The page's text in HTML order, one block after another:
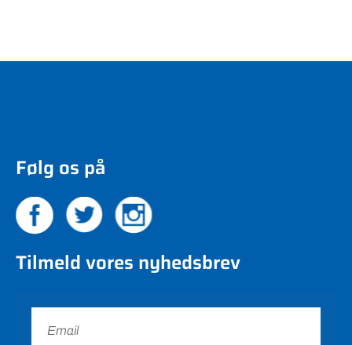
Følg os på
Tilmeld vores nyhedsbrev